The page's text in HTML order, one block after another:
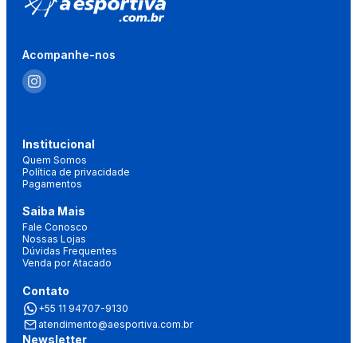
Acompanhe-nos
Institucional
Quem Somos
Política de privacidade
Pagamentos
Saiba Mais
Fale Conosco
Nossas Lojas
Dúvidas Frequentes
Venda por Atacado
Contato
+55 11 94707-9130
atendimento@aesportiva.com.br
Newsletter